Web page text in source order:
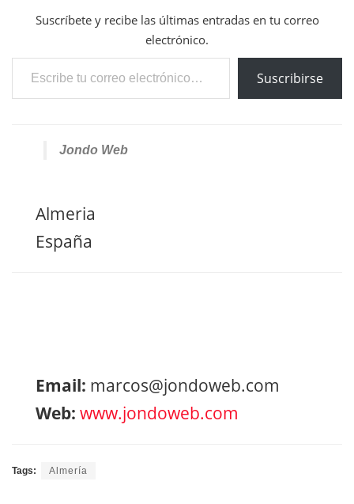
Suscríbete y recibe las últimas entradas en tu correo
electrónico.
Escribe tu correo electrónico…
Suscribirse
Jondo Web
Almeria
España
Email: marcos@jondoweb.com
Web: www.jondoweb.com
Tags: Almería